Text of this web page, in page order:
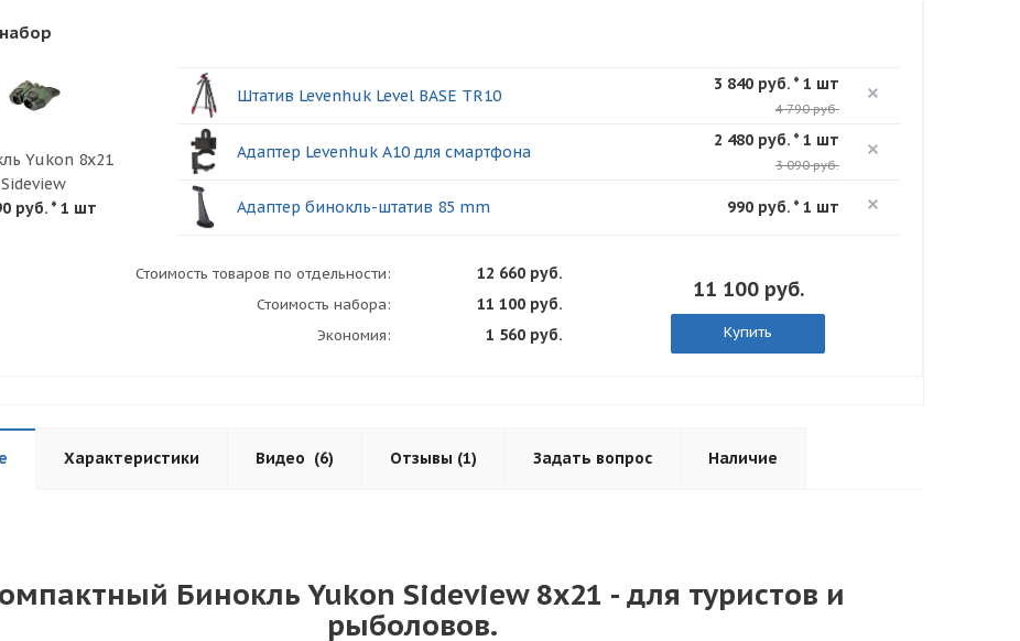
Yukon 8x21
Sideview
руб.* 1 шт
Штатив Levenhuk Level BASE TR10
3 840 руб. * 1 шт
4 790 руб.
Адаптер Levenhuk A10 для смартфона
2 480 руб. * 1 шт
3 090 руб.
Адаптер бинокль-штатив 85 mm 990 руб. * 1 шт
Стоимость товаров по отдельности: 12 660 руб.
Стоимость набора: 11 100 руб.
Экономия: 1 560 руб.
11 100 руб.
Купить
Характеристики Видео (6) Отзывы (1) Задать вопрос Наличие
Бинокль Yukon Sideview 8x21 - для туристов и
рыболовов.